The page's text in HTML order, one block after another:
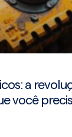
a
você